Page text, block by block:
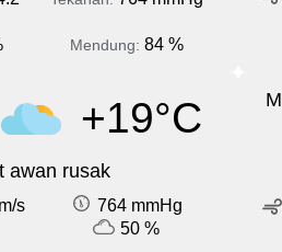
Mendung: 84 %
+19°C
awan rusak
s
764 mmHg
50 %